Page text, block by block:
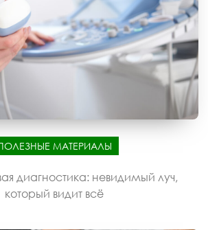
МАТЕРИАЛЫ
диагностика: невидимый луч,
который видит всё